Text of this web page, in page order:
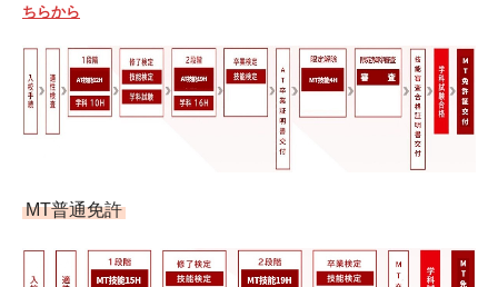
お問い合わせ・資料請求
送迎バス案内
時刻表
送迎バスの予約方法
送迎バスの位置確認
ちらから
MT普通免許